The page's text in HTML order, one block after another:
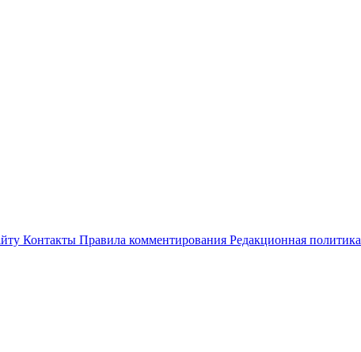
Контакты Правила комментирования Редакционная политика